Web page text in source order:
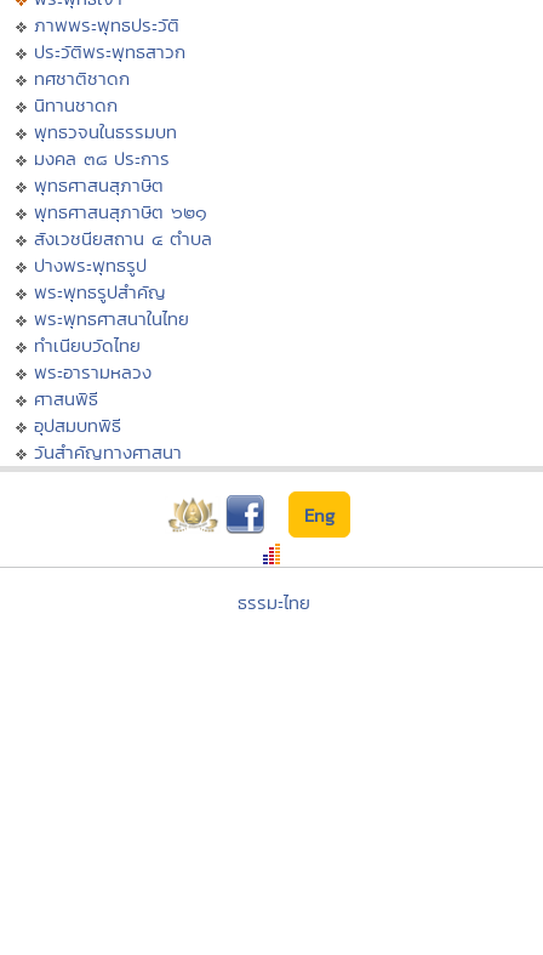
ภาพพระพุทธประวัติ
ประวัติพระพุทธสาวก
ทศชาติชาดก
นิทานชาดก
พุทธวจนในธรรมบท
มงคล ๓๘ ประการ
พุทธศาสนสุภาษิต
พุทธศาสนสุภาษิต ๖๒๑
สังเวชนียสถาน ๔ ตำบล
ปางพระพุทธรูป
พระพุทธรูปสำคัญ
พระพุทธศาสนาในไทย
ทำเนียบวัดไทย
พระอารามหลวง
ศาสนพิธี
อุปสมบทพิธี
วันสำคัญทางศาสนา
Eng
ธรรมะไทย